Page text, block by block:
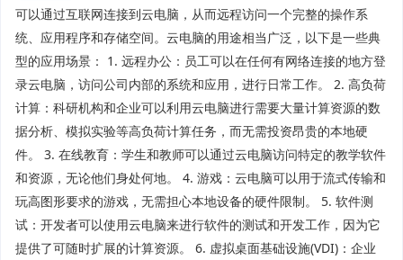
可以通过互联网连接到云电脑，从而远程访问一个完整的操作系
统、应用程序和存储空间。云电脑的用途相当广泛，以下是一些典
型的应用场景： 1. 远程办公：员工可以在任何有网络连接的地方登
录云电脑，访问公司内部的系统和应用，进行日常工作。 2. 高负荷
计算：科研机构和企业可以利用云电脑进行需要大量计算资源的数
据分析、模拟实验等高负荷计算任务，而无需投资昂贵的本地硬
件。 3. 在线教育：学生和教师可以通过云电脑访问特定的教学软件
和资源，无论他们身处何地。 4. 游戏：云电脑可以用于流式传输和
玩高图形要求的游戏，无需担心本地设备的硬件限制。 5. 软件测
试：开发者可以使用云电脑来进行软件的测试和开发工作，因为它
提供了可随时扩展的计算资源。 6. 虚拟桌面基础设施(VDI)：企业